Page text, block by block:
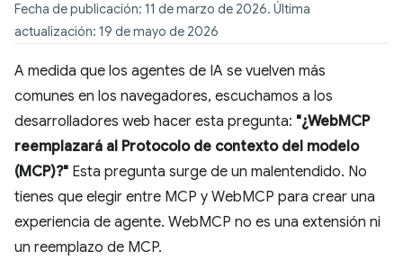
Fecha de publicación: 11 de marzo de 2026. Última
actualización: 19 de mayo de 2026
A medida que los agentes de IA se vuelven más
comunes en los navegadores, escuchamos a los
desarrolladores web hacer esta pregunta: "¿WebMCP
reemplazará al Protocolo de contexto del modelo
(MCP)?" Esta pregunta surge de un malentendido. No
tienes que elegir entre MCP y WebMCP para crear una
experiencia de agente. WebMCP no es una extensión ni
un reemplazo de MCP.